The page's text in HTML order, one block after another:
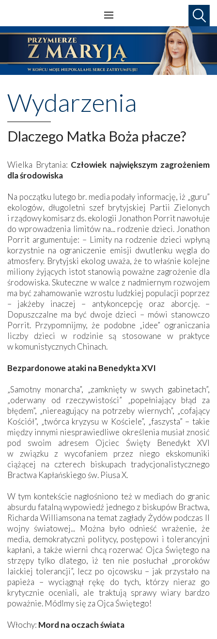
Wydarzenia
Dlaczego Matka Boża płacze?
Wielka Brytania: Człowiek największym zagrożeniem
dla środowiska
Na początku lutego br. media podały informację, iż „guru”
ekologów, długoletni szef brytyjskiej Partii Zielonych
i rządowy komisarz ds. ekologii ­Jonathon Porrit nawołuje
do wprowadzenia limitów na... rodzenie dzieci. Jonathon
Porrit argumentuje: – Limity na rodzenie dzieci wpłyną
korzystnie na ograniczenie emisji dwutlenku węgla do
atmosfery. Brytyjski ekolog uważa, że to właśnie kolejne
miliony żyjących istot stanowią poważne zagrożenie dla
środowiska. Skuteczne w walce z nadmiernym rozwojem
ma być zahamowanie wzrostu ludzkiej populacji poprzez
– jakżeby inaczej – antykoncepcję oraz aborcję. –
Dopuszczalne ma być dwoje dzieci – mówi stanowczo
Porrit. Przypomnijmy, że podobne „idee” ograniczania
liczby dzieci w rodzinie są stosowane w praktyce
w komunistycznych Chinach.
Bezpardonowe ataki na Benedykta XVI
„Samotny monarcha”, „zamknięty w swych gabinetach”,
„oderwany od rzeczywistości” „popełniający błąd za
błędem”, „niereagujący na potrzeby wiernych”, „cofający
Kościół”, „twórca kryzysu w Kościele”, „faszysta” – takie
między innymi niesprawiedliwe określenia musiał znosić
pod swoim adresem Ojciec Święty Benedykt XVI
w związku z wycofaniem przez niego ekskomuniki
ciążącej na czterech biskupach tradycjonalistycznego
Bractwa Kapłańskiego św. Piusa X.
W tym kontekście nagłośniono też w mediach do granic
absurdu fatalną wypowiedź jednego z biskupów Bractwa,
Richarda Williamsona na temat zagłady Żydów podczas II
wojny światowej... Można było odnieść wrażenie, że
media, demokratyczni politycy, postępowi i tolerancyjni
kapłani, a także wierni chcą rozerwać Ojca Świętego na
strzępy tylko dlatego, iż ten nie posłuchał „proroków
laickiej tolerancji”, lecz po ojcowsku – jak przystało na
papieża – wyciągnął rękę do tych, którzy nieraz go
krytycznie oceniali, ale traktują sprawy wiary bardzo
poważnie. Módlmy się za Ojca Świętego!
Włochy: Mord na oczach świata